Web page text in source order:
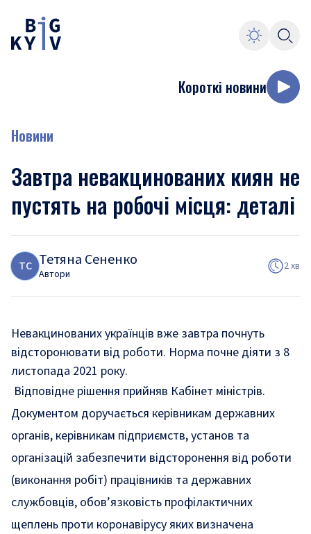
Короткі новини
Новини
Завтра невакцинованих киян не
пустять на робочі місця: деталі
ТС Тетяна Сененко
Автори
2 хв
Невакцинованих українців вже завтра почнуть
відсторонювати від роботи. Норма почне діяти з 8
листопада 2021 року.
Відповідне рішення прийняв Кабінет міністрів.
Документом доручається керівникам державних
органів, керівникам підприємств, установ та
організацій забезпечити відсторонення від роботи
(виконання робіт) працівників та державних
службовців, обов’язковість профілактичних
щеплень проти коронавірусу яких визначена